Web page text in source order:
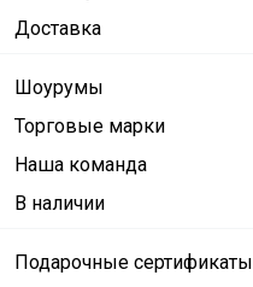
Доставка
Шоурумы
Торговые марки
Наша команда
В наличии
Подарочные сертификаты